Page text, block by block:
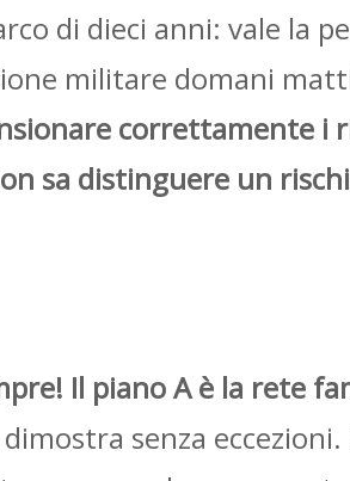
di dieci anni: vale la
militare domani
correttamente i
sa distinguere un
Il piano A è la rete
senza eccezioni.